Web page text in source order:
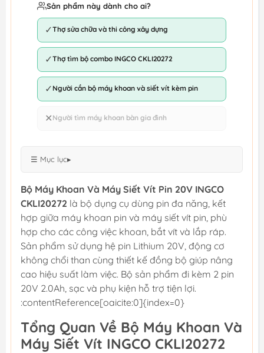
Sản phẩm này dành cho ai?
✓Thợ sửa chữa và thi công xây dựng
✓Thợ tìm bộ combo INGCO CKLI20272
✓ Người cần bộ máy khoan và siết vít kèm pin
✕ Người tìm máy khoan bàn gia đình
☰ Mục lục▸
Bộ Máy Khoan Và Máy Siết Vít Pin 20V INGCO
CKLI20272 là bộ dụng cụ dùng pin đa năng, kết
hợp giữa máy khoan pin và máy siết vít pin, phù
hợp cho các công việc khoan, bắt vít và lắp ráp.
Sản phẩm sử dụng hệ pin Lithium 20V, động cơ
không chổi than cùng thiết kế đồng bộ giúp nâng
cao hiệu suất làm việc. Bộ sản phẩm đi kèm 2 pin
20V 2.0Ah, sạc và phụ kiện hỗ trợ tiện lợi.
:contentReference[oaicite:0]{index=0}
Tổng Quan Về Bộ Máy Khoan Và
Máy Siết Vít INGCO CKLI20272